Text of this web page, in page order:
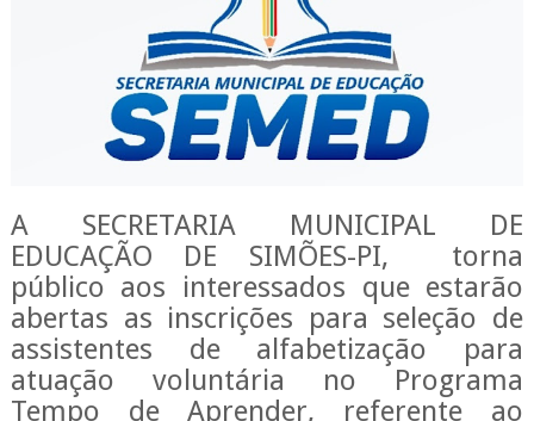
A SECRETARIA MUNICIPAL DE
EDUCAÇÃO DE SIMÕES-PI, torna
público aos interessados que estarão
abertas as inscrições para seleção de
assistentes de alfabetização para
atuação voluntária no Programa
Tempo de Aprender, referente ao